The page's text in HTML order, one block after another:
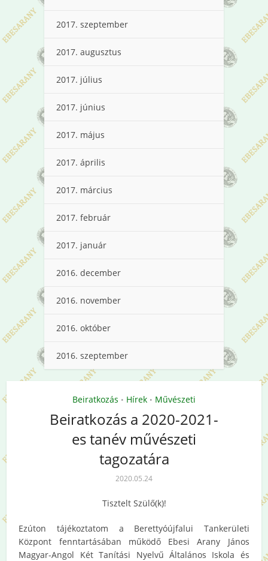
2017. szeptember
2017. augusztus
2017. július
2017. június
2017. május
2017. április
2017. március
2017. február
2017. január
2016. december
2016. november
2016. október
2016. szeptember
Beiratkozás • Hírek • Művészeti
Beiratkozás a 2020-2021-
es tanév művészeti
tagozatára
2020.05.24
Tisztelt Szülő(k)!
Ezúton tájékoztatom a Berettyóújfalui Tankerületi
Központ fenntartásában működő Ebesi Arany János
Magyar-Angol Két Tanítási Nyelvű Általános Iskola és